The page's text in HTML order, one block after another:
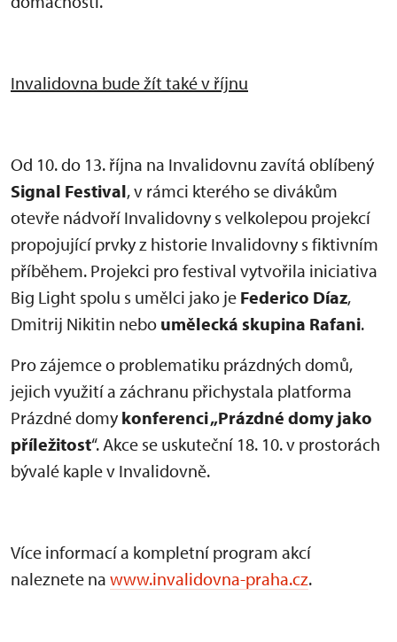
Invalidovna bude žít také v říjnu
Od 10. do 13. října na Invalidovnu zavítá oblíbený
Signal Festival, v rámci kterého se divákům
otevře nádvoří Invalidovny s velkolepou projekcí
propojující prvky z historie Invalidovny s fiktivním
příběhem. Projekci pro festival vytvořila iniciativa
Big Light spolu s umělci jako je Federico Díaz,
Dmitrij Nikitin nebo umělecká skupina Rafani.
Pro zájemce o problematiku prázdných domů,
jejich využití a záchranu přichystala platforma
Prázdné domy konferenci „Prázdné domy jako
příležitost“. Akce se uskuteční 18. 10. v prostorách
bývalé kaple v Invalidovně.
Více informací a kompletní program akcí
naleznete na www.invalidovna-praha.cz.